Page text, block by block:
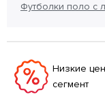
Футболки поло с
Низкие
сегмент